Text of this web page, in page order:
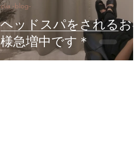
ヘッドスパをされるお客
様急増中です＊
ciia -blog-